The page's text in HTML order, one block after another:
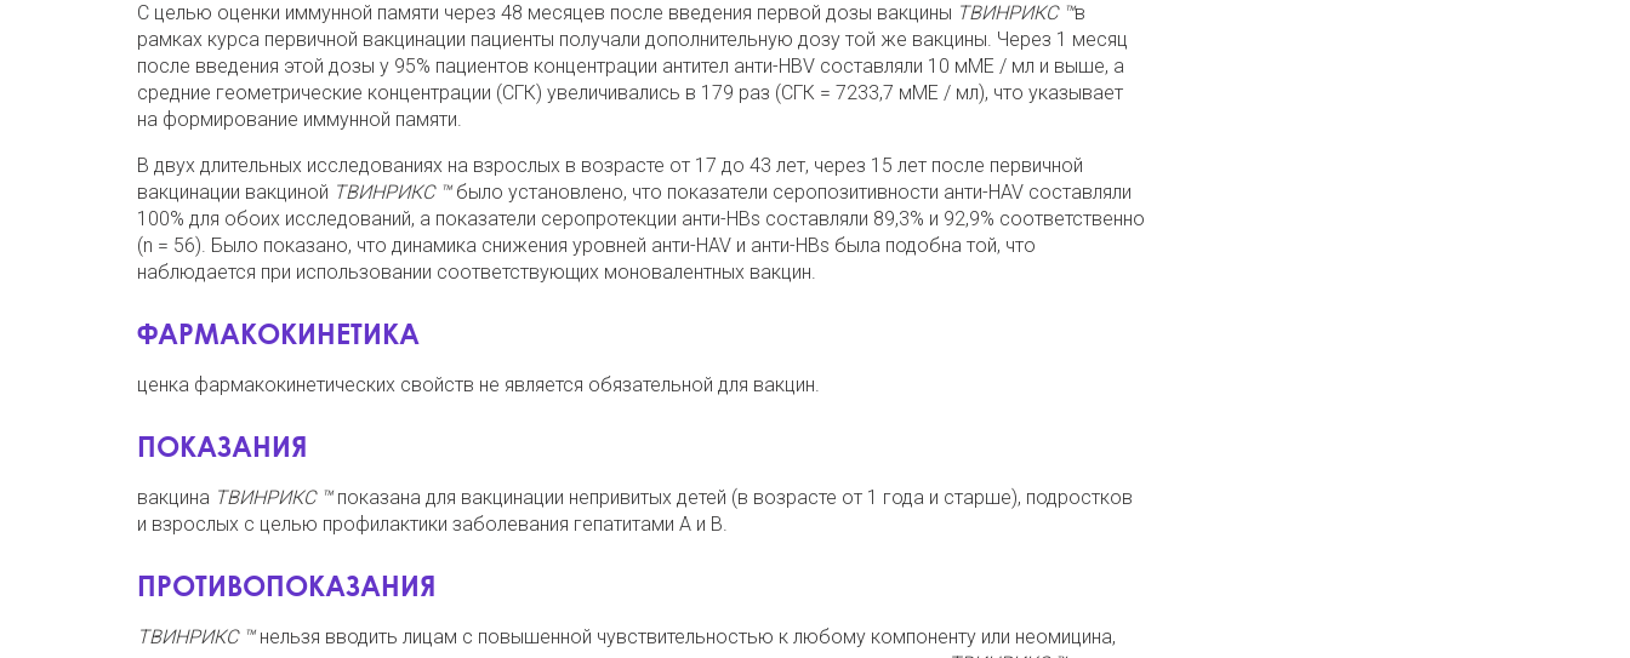
С целью оценки иммунной памяти через 48 месяцев после введения первой дозы вакцины ТВИНРИКС ™в
рамках курса первичной вакцинации пациенты получали дополнительную дозу той же вакцины. Через 1 месяц
после введения этой дозы у 95% пациентов концентрации антител анти-HBV составляли 10 мМЕ / мл и выше, а
средние геометрические концентрации (СГК) увеличивались в 179 раз (СГК = 7233,7 мМЕ / мл), что указывает
на формирование иммунной памяти.
В двух длительных исследованиях на взрослых в возрасте от 17 до 43 лет, через 15 лет после первичной
вакцинации вакциной ТВИНРИКС ™было установлено, что показатели серопозитивности анти-HAV составляли
100% для обоих исследований, а показатели серопротекции анти-HBs составляли 89,3% и 92,9% соответственно
(n = 56). Было показано, что динамика снижения уровней анти-HAV и анти-HBs была подобна той, что
наблюдается при использовании соответствующих моновалентных вакцин.
ФАРМАКОКИНЕТИКА
ценка фармакокинетических свойств не является обязательной для вакцин.
ПОКАЗАНИЯ
вакцина ТВИНРИКС ™показана для вакцинации непривитых детей (в возрасте от 1 года и старше), подростков
и взрослых с целью профилактики заболевания гепатитами А и В.
ПРОТИВОПОКАЗАНИЯ
ТВИНРИКС ™нельзя вводить лицам с повышенной чувствительностью к любому компоненту или неомицина,